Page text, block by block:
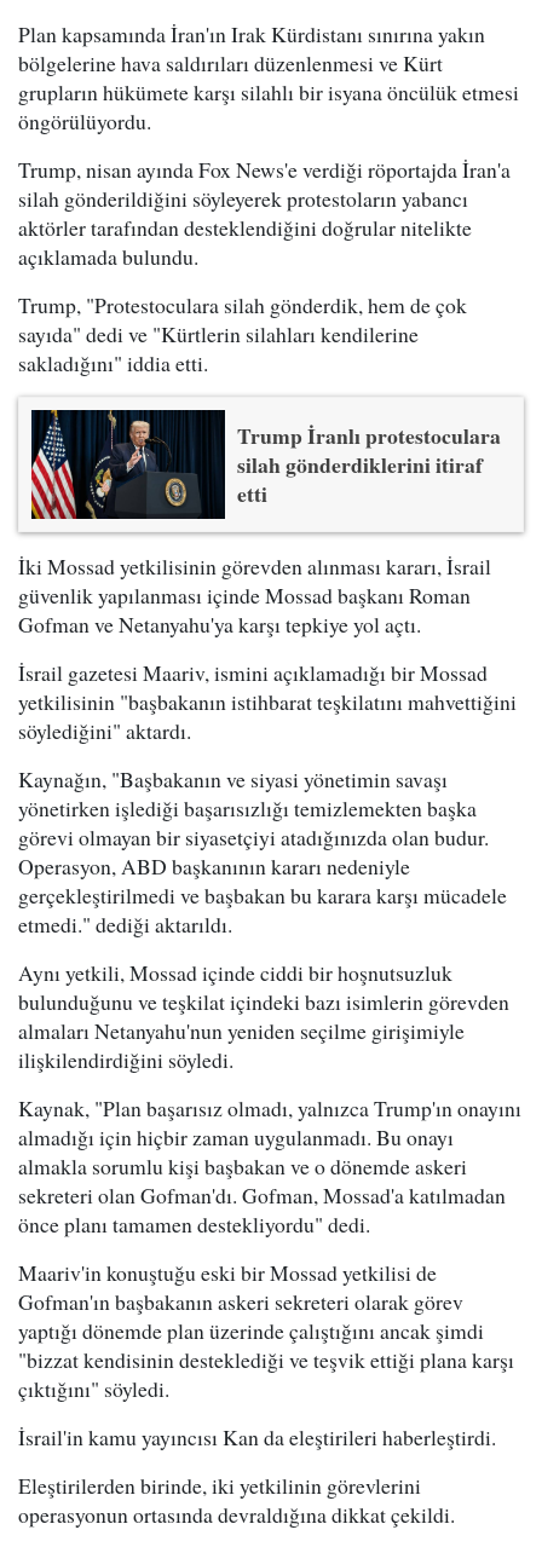
Plan kapsamında İran'ın Irak Kürdistanı sınırına yakın
bölgelerine hava saldırıları düzenlenmesi ve Kürt
grupların hükümete karşı silahlı bir isyana öncülük etmesi
öngörülüyordu.
Trump, nisan ayında Fox News'e verdiği röportajda İran'a
silah gönderildiğini söyleyerek protestoların yabancı
aktörler tarafından desteklendiğini doğrular nitelikte
açıklamada bulundu.
Trump, "Protestoculara silah gönderdik, hem de çok
sayıda" dedi ve "Kürtlerin silahları kendilerine
sakladığını" iddia etti.
Trump İranlı protestoculara
silah gönderdiklerini itiraf
etti
İki Mossad yetkilisinin görevden alınması kararı, İsrail
güvenlik yapılanması içinde Mossad başkanı Roman
Gofman ve Netanyahu'ya karşı tepkiye yol açtı.
İsrail gazetesi Maariv, ismini açıklamadığı bir Mossad
yetkilisinin "başbakanın istihbarat teşkilatını mahvettiğini
söylediğini" aktardı.
Kaynağın, "Başbakanın ve siyasi yönetimin savaşı
yönetirken işlediği başarısızlığı temizlemekten başka
görevi olmayan bir siyasetçiyi atadığınızda olan budur.
Operasyon, ABD başkanının kararı nedeniyle
gerçekleştirilmedi ve başbakan bu karara karşı mücadele
etmedi." dediği aktarıldı.
Aynı yetkili, Mossad içinde ciddi bir hoşnutsuzluk
bulunduğunu ve teşkilat içindeki bazı isimlerin görevden
almaları Netanyahu'nun yeniden seçilme girişimiyle
ilişkilendirdiğini söyledi.
Kaynak, "Plan başarısız olmadı, yalnızca Trump'ın onayını
almadığı için hiçbir zaman uygulanmadı. Bu onayı
almakla sorumlu kişi başbakan ve o dönemde askeri
sekreteri olan Gofman'dı. Gofman, Mossad'a katılmadan
önce planı tamamen destekliyordu" dedi.
Maariv'in konuştuğu eski bir Mossad yetkilisi de
Gofman'ın başbakanın askeri sekreteri olarak görev
yaptığı dönemde plan üzerinde çalıştığını ancak şimdi
"bizzat kendisinin desteklediği ve teşvik ettiği plana karşı
çıktığını" söyledi.
İsrail'in kamu yayıncısı Kan da eleştirileri haberleştirdi.
Eleştirilerden birinde, iki yetkilinin görevlerini
operasyonun ortasında devraldığına dikkat çekildi.